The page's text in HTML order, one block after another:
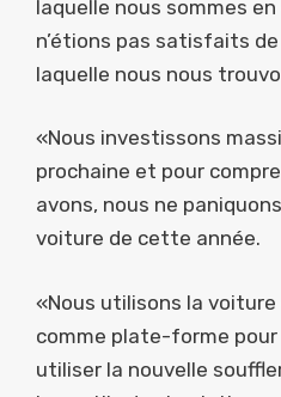
laquelle nous sommes
n’étions pas satisfaits
laquelle nous nous
«Nous investissons
prochaine et pour
avons, nous ne
voiture de cette année.
«Nous utilisons la
comme plate-forme
utiliser la nouvelle